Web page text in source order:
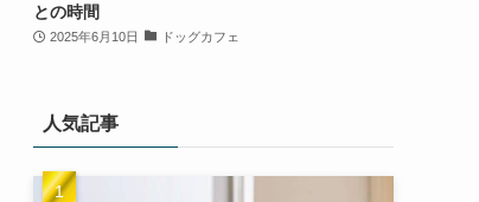
との時間
2025年6月10日 ドッグカフェ
人気記事